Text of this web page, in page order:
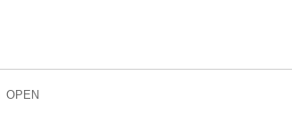
OPEN